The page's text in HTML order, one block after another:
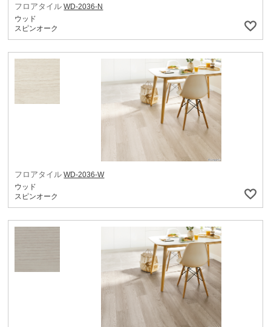
フロアタイル WD-2036-N
ウッド
スピンオーク
フロアタイル WD-2036-W
ウッド
スピンオーク